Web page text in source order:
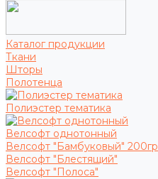
Каталог продукции
Ткани
Шторы
Полотенца
Полиэстер тематика
Велсофт однотонный
Велсофт "Бамбуковый" 200гр
Велсофт "Блестящий"
Велсофт "Полоса"